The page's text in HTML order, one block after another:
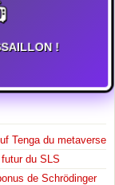
!
Tenga du metaverse
du SLS
de Schrödinger